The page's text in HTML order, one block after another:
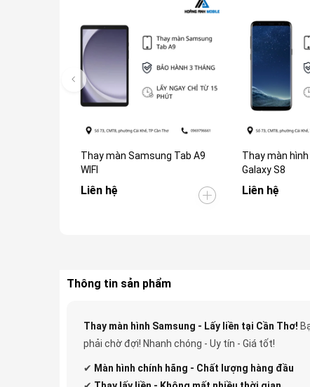
Thay màn Samsung Tab A9
WIFI
Liên hệ
Thay màn
Galaxy S8
Liên hệ
Thông tin sản phẩm
Thay màn hình Samsung - Lấy liền tại Cần Thơ!
phải chờ đợi! Nhanh chóng - Uy tín - Giá tốt!
✔ Màn hình chính hãng - Chất lượng hàng đầu